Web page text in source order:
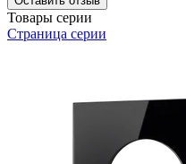
Товары серии
Страница серии